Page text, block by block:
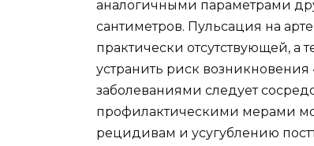
аналогичными параметрами
сантиметров. Пульсация на
практически отсутствующей, а
устранить риск
заболеваниями следует
профилактическими мерами
рецидивам и усугублению